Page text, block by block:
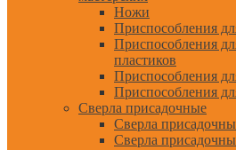
Ножи
Приспособления
Приспособления
пластиков
Приспособления
Приспособления
Сверла присадочные
Сверла
Сверла